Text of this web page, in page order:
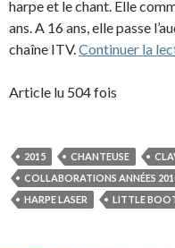
harpe et le chant. Elle
ans. A 16 ans, elle passe
chaîne ITV.Continuer la
Article lu 504 fois
2015 CHANTEUSE
COLLABORATIONS ANNÉES
HARPE LASER
LITTLE